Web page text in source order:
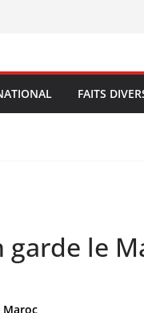
FAITS
garde le
Maroc